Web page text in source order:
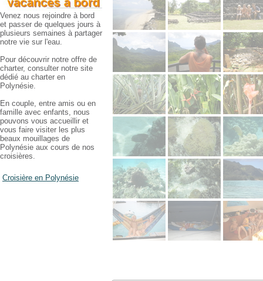
Venez nous rejoindre à bord
et passer de quelques jours à
plusieurs semaines à partager
notre vie sur l'eau.
Pour découvrir notre offre de
charter, consulter notre site
dédié au charter en
Polynésie.
En couple, entre amis ou en
famille avec enfants, nous
pouvons vous accueillir et
vous faire visiter les plus
beaux mouillages de
Polynésie aux cours de nos
croisières.
Croisière en Polynésie